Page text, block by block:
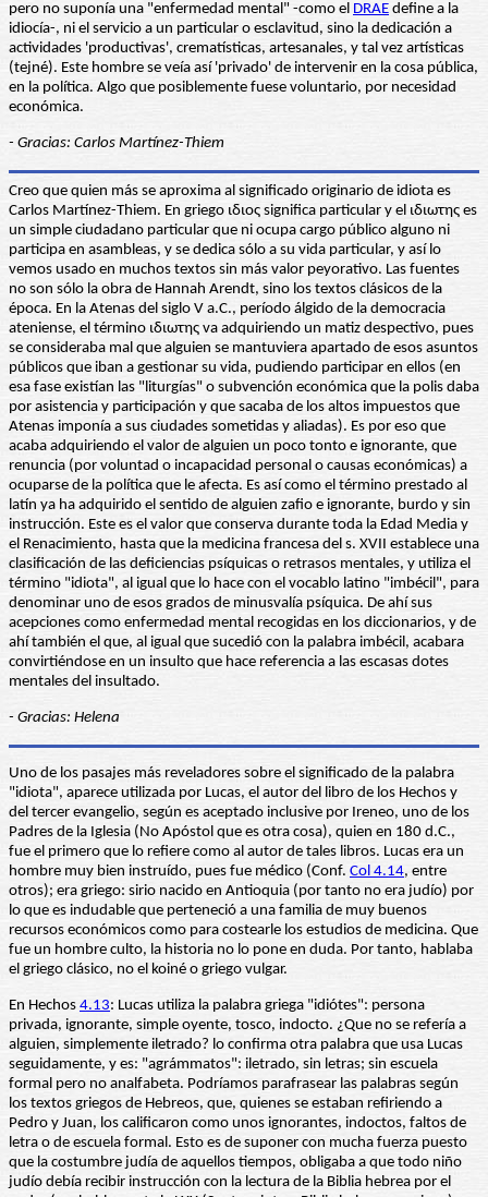
pero no suponía una "enfermedad mental" -como el DRAE define a la
idiocía-, ni el servicio a un particular o esclavitud, sino la dedicación a
actividades 'productivas', crematísticas, artesanales, y tal vez artísticas
(tejné). Este hombre se veía así 'privado' de intervenir en la cosa pública,
en la política. Algo que posiblemente fuese voluntario, por necesidad
económica.
- Gracias: Carlos Martínez-Thiem
Creo que quien más se aproxima al significado originario de idiota es
Carlos Martínez-Thiem. En griego ιδιος significa particular y el ιδιωτης es
un simple ciudadano particular que ni ocupa cargo público alguno ni
participa en asambleas, y se dedica sólo a su vida particular, y así lo
vemos usado en muchos textos sin más valor peyorativo. Las fuentes
no son sólo la obra de Hannah Arendt, sino los textos clásicos de la
época. En la Atenas del siglo V a.C., período álgido de la democracia
ateniense, el término ιδιωτης va adquiriendo un matiz despectivo, pues
se consideraba mal que alguien se mantuviera apartado de esos asuntos
públicos que iban a gestionar su vida, pudiendo participar en ellos (en
esa fase existían las "liturgías" o subvención económica que la polis daba
por asistencia y participación y que sacaba de los altos impuestos que
Atenas imponía a sus ciudades sometidas y aliadas). Es por eso que
acaba adquiriendo el valor de alguien un poco tonto e ignorante, que
renuncia (por voluntad o incapacidad personal o causas económicas) a
ocuparse de la política que le afecta. Es así como el término prestado al
latín ya ha adquirido el sentido de alguien zafio e ignorante, burdo y sin
instrucción. Este es el valor que conserva durante toda la Edad Media y
el Renacimiento, hasta que la medicina francesa del s. XVII establece una
clasificación de las deficiencias psíquicas o retrasos mentales, y utiliza el
término "idiota", al igual que lo hace con el vocablo latino "imbécil", para
denominar uno de esos grados de minusvalía psíquica. De ahí sus
acepciones como enfermedad mental recogidas en los diccionarios, y de
ahí también el que, al igual que sucedió con la palabra imbécil, acabara
convirtiéndose en un insulto que hace referencia a las escasas dotes
mentales del insultado.
- Gracias: Helena
Uno de los pasajes más reveladores sobre el significado de la palabra
"idiota", aparece utilizada por Lucas, el autor del libro de los Hechos y
del tercer evangelio, según es aceptado inclusive por Ireneo, uno de los
Padres de la Iglesia (No Apóstol que es otra cosa), quien en 180 d.C.,
fue el primero que lo refiere como al autor de tales libros. Lucas era un
hombre muy bien instruído, pues fue médico (Conf. Col 4.14, entre
otros); era griego: sirio nacido en Antioquia (por tanto no era judío) por
lo que es indudable que perteneció a una familia de muy buenos
recursos económicos como para costearle los estudios de medicina. Que
fue un hombre culto, la historia no lo pone en duda. Por tanto, hablaba
el griego clásico, no el koiné o griego vulgar.
En Hechos 4.13: Lucas utiliza la palabra griega "idiótes": persona
privada, ignorante, simple oyente, tosco, indocto. ¿Que no se refería a
alguien, simplemente iletrado? lo confirma otra palabra que usa Lucas
seguidamente, y es: "agrámmatos": iletrado, sin letras; sin escuela
formal pero no analfabeta. Podríamos parafrasear las palabras según
los textos griegos de Hebreos, que, quienes se estaban refiriendo a
Pedro y Juan, los calificaron como unos ignorantes, indoctos, faltos de
letra o de escuela formal. Esto es de suponer con mucha fuerza puesto
que la costumbre judía de aquellos tiempos, obligaba a que todo niño
judío debía recibir instrucción con la lectura de la Biblia hebrea por el